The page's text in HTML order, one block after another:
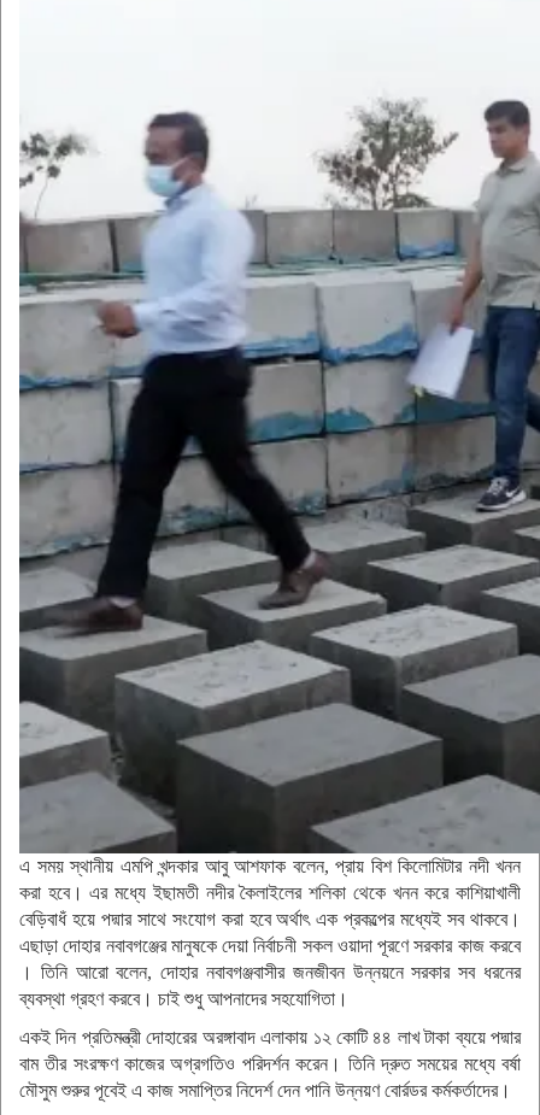
এ সময় স্থানীয় এমপি খন্দকার আবু আশফাক বলেন, প্রায় বিশ কিলোমিটার নদী খনন
করা হবে। এর মধ্যে ইছামতী নদীর কৈলাইলের শলিকা থেকে খনন করে কাশিয়াখালী
বেড়িবাধঁ হয়ে পদ্মার সাথে সংযোগ করা হবে অর্থাৎ এক প্রকল্পের মধ্যেই সব থাকবে।
এছাড়া দোহার নবাবগঞ্জের মানুষকে দেয়া নির্বাচনী সকল ওয়াদা পূরণে সরকার কাজ করবে
। তিনি আরো বলেন, দোহার নবাবগঞ্জবাসীর জনজীবন উন্নয়নে সরকার সব ধরনের
ব্যবস্থা গ্রহণ করবে। চাই শুধু আপনাদের সহযোগিতা।
একই দিন প্রতিমন্ত্রী দোহারের অরঙ্গাবাদ এলাকায় ১২ কোটি ৪৪ লাখ টাকা ব্যয়ে পদ্মার
বাম তীর সংরক্ষণ কাজের অগ্রগতিও পরিদর্শন করেন। তিনি দ্রুত সময়ের মধ্যে বর্ষা
মৌসুম শুরুর পূবেই এ কাজ সমাপ্তির নিদের্শ দেন পানি উন্নয়ণ বোর্রডর কর্মকর্তাদের।